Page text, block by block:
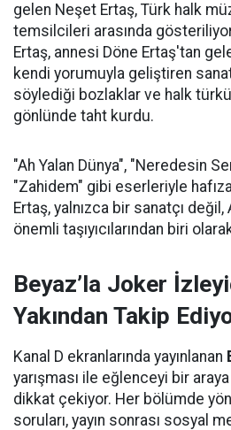
gelen Neşet Ertaş, Türk halk
temsilcileri arasında
Ertaş, annesi Döne Ertaş'tan
kendi yorumuyla geliştiren
söylediği bozlaklar ve halk
gönlünde taht kurdu.
"Ah Yalan Dünya", "Neredesin
"Zahidem" gibi eserleriyle
Ertaş, yalnızca bir sanatçı
önemli taşıyıcılarından biri
Beyaz’la Joker
Yakından Takip
Kanal D ekranlarında yayınlanan
yarışması ile eğlenceyi bir
dikkat çekiyor. Her bölümde
soruları, yayın sonrası sosyal